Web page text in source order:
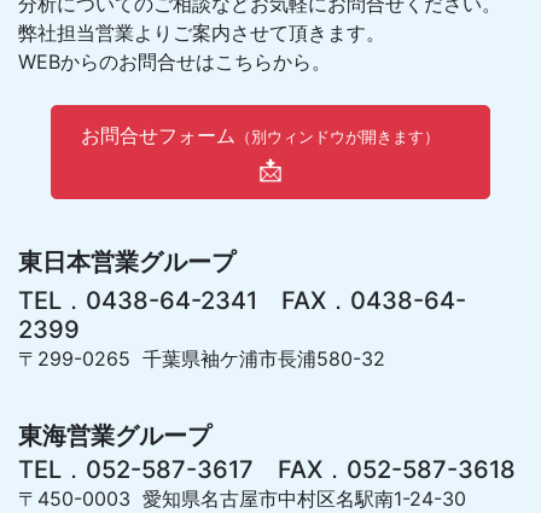
弊社担当営業よりご案内させて頂きます。
WEBからのお問合せはこちらから。
お問合せフォーム （別ウィンドウが開きます）
📩
東日本営業グループ
TEL．0438-64-2341 FAX．0438-64-
2399
〒299-0265 千葉県袖ケ浦市長浦580-32
東海営業グループ
TEL．052-587-3617 FAX．052-587-3618
〒450-0003 愛知県名古屋市中村区名駅南1-24-30